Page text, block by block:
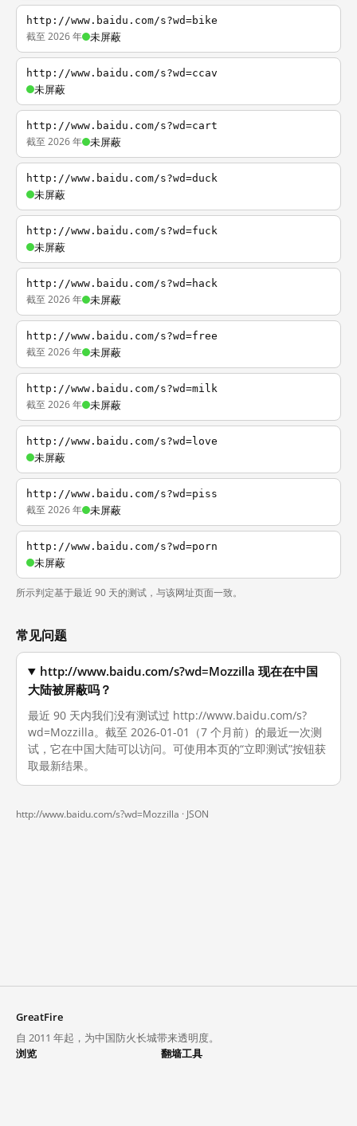
http://www.baidu.com/s?wd=bike
截至 2026 年 未屏蔽
http://www.baidu.com/s?wd=ccav
未屏蔽
http://www.baidu.com/s?wd=cart
截至 2026 年 未屏蔽
http://www.baidu.com/s?wd=duck
未屏蔽
http://www.baidu.com/s?wd=fuck
未屏蔽
http://www.baidu.com/s?wd=hack
截至 2026 年 未屏蔽
http://www.baidu.com/s?wd=free
截至 2026 年 未屏蔽
http://www.baidu.com/s?wd=milk
截至 2026 年 未屏蔽
http://www.baidu.com/s?wd=love
未屏蔽
http://www.baidu.com/s?wd=piss
截至 2026 年 未屏蔽
http://www.baidu.com/s?wd=porn
未屏蔽
所示判定基于最近 90 天的测试，与该网址页面一致。
常见问题
http://www.baidu.com/s?wd=Mozzilla 现在在中国
大陆被屏蔽吗？
最近 90 天内我们没有测试过 http://www.baidu.com/s?
wd=Mozzilla。截至 2026-01-01（7 个月前）的最近一次测
试，它在中国大陆可以访问。可使用本页的“立即测试”按钮获
取最新结果。
http://www.baidu.com/s?wd=Mozzilla · JSON
GreatFire
自 2011 年起，为中国防火长城带来透明度。
浏览
翻墙工具